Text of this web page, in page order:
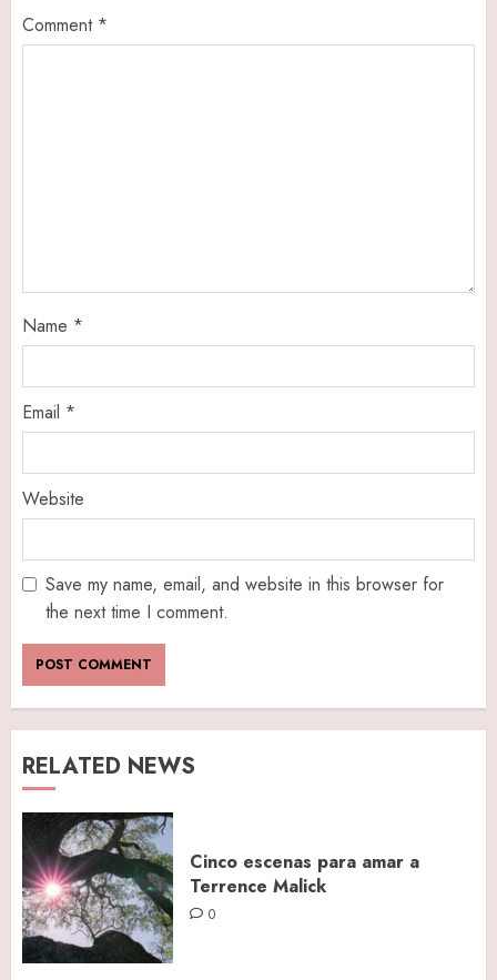
Comment *
Name *
Email *
Website
Save my name, email, and website in this browser for
the next time I comment.
RELATED NEWS
Cinco escenas para amar a
Terrence Malick
0